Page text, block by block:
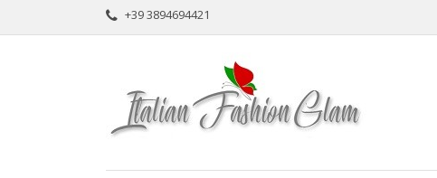
+39 3894694421